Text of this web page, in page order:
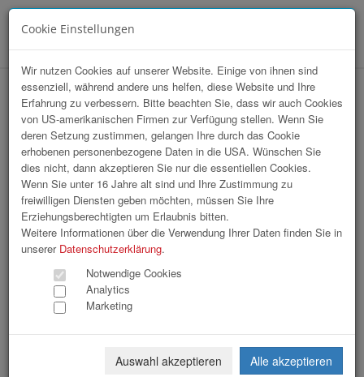
Neujahrstreff Leonding
Cookie Einstellungen
Wir nutzen Cookies auf unserer Website. Einige von ihnen sind
essenziell, während andere uns helfen, diese Website und Ihre
Erfahrung zu verbessern. Bitte beachten Sie, dass wir auch Cookies
von US-amerikanischen Firmen zur Verfügung stellen. Wenn Sie
deren Setzung zustimmen, gelangen Ihre durch das Cookie
erhobenen personenbezogene Daten in die USA. Wünschen Sie
dies nicht, dann akzeptieren Sie nur die essentiellen Cookies.
Wenn Sie unter 16 Jahre alt sind und Ihre Zustimmung zu
freiwilligen Diensten geben möchten, müssen Sie Ihre
Erziehungsberechtigten um Erlaubnis bitten.
Weitere Informationen über die Verwendung Ihrer Daten finden Sie in
unserer Datenschutzerklärung.
Notwendige Cookies
Analytics
Marketing
Auswahl akzeptieren Alle akzeptieren